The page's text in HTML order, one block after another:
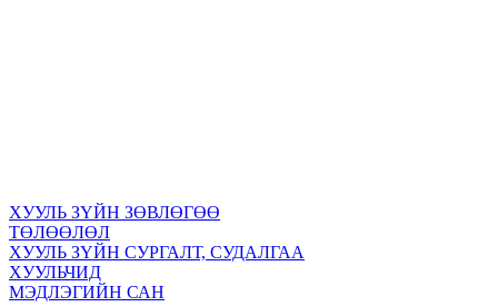
ХУУЛЬ ЗҮЙН ЗӨВЛӨГӨӨ
ТӨЛӨӨЛӨЛ
ХУУЛЬ ЗҮЙН СУРГАЛТ, СУДАЛГАА
ХУУЛЬЧИД
МЭДЛЭГИЙН САН